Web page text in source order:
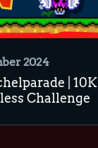
2024
| 10K
Challenge